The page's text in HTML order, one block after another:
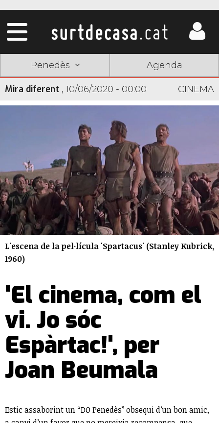
Penedès Agenda
Mira diferent , 10/06/2020 - 00:00 CINEMA
L'escena de la pel·lícula 'Spartacus' (Stanley Kubrick,
1960)
'El cinema, com el
vi. Jo sóc
Espàrtac!', per
Joan Beumala
Estic assaborint un “DO Penedès” obsequi d’un bon amic,